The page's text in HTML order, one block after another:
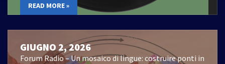
READ MORE »
GIUGNO 2, 2026
Forum Radio – Un mosaico di lingue: costruire ponti in